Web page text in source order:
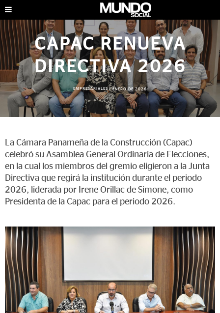
CAPAC RENUEVA
DIRECTIVA 2026
EMPRESARIALES|ENERO DE 2026
La Cámara Panameña de la Construcción (Capac)
celebró su Asamblea General Ordinaria de Elecciones,
en la cual los miembros del gremio eligieron a la Junta
Directiva que regirá la institución durante el periodo
2026, liderada por Irene Orillac de Simone, como
Presidenta de la Capac para el periodo 2026.